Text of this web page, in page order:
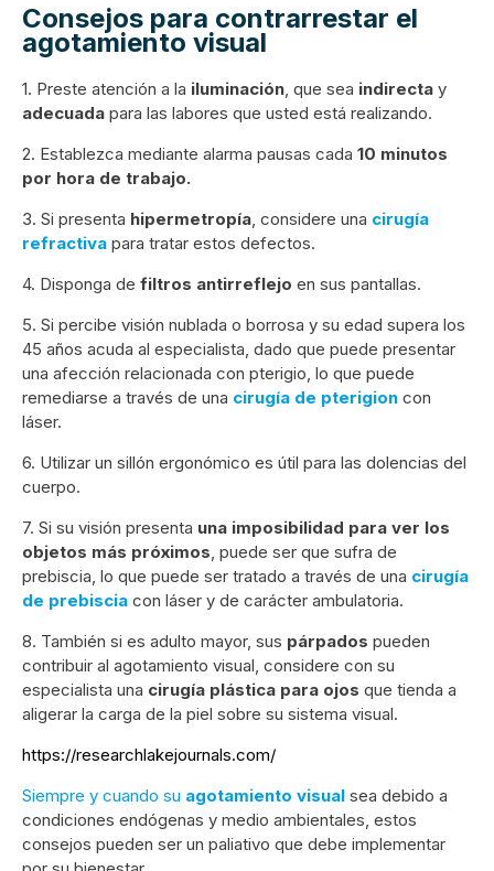
Consejos para contrarrestar el
agotamiento visual
1. Preste atención a la iluminación, que sea indirecta y
adecuada para las labores que usted está realizando.
2. Establezca mediante alarma pausas cada 10 minutos
por hora de trabajo.
3. Si presenta hipermetropía, considere una cirugía
refractiva para tratar estos defectos.
4. Disponga de filtros antirreflejo en sus pantallas.
5. Si percibe visión nublada o borrosa y su edad supera los
45 años acuda al especialista, dado que puede presentar
una afección relacionada con pterigio, lo que puede
remediarse a través de una cirugía de pterigion con
láser.
6. Utilizar un sillón ergonómico es útil para las dolencias del
cuerpo.
7. Si su visión presenta una imposibilidad para ver los
objetos más próximos, puede ser que sufra de
prebiscia, lo que puede ser tratado a través de una cirugía
de prebiscia con láser y de carácter ambulatoria.
8. También si es adulto mayor, sus párpados pueden
contribuir al agotamiento visual, considere con su
especialista una cirugía plástica para ojos que tienda a
aligerar la carga de la piel sobre su sistema visual.
https://researchlakejournals.com/
Siempre y cuando su agotamiento visual sea debido a
condiciones endógenas y medio ambientales, estos
consejos pueden ser un paliativo que debe implementar